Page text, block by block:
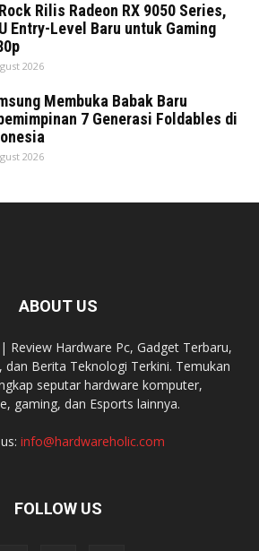
Rilis Radeon RX 9050 Series,
Entry-Level Baru untuk Gaming
2026
Membuka Babak Baru
7 Generasi Foldables di
2026
ABOUT US
Review Hardware Pc, Gadget Terbaru,
dan Berita Teknologi Terkini. Temukan
seputar hardware komputer,
gaming, dan Esports lainnya.
info@hardwareholic.com
FOLLOW US